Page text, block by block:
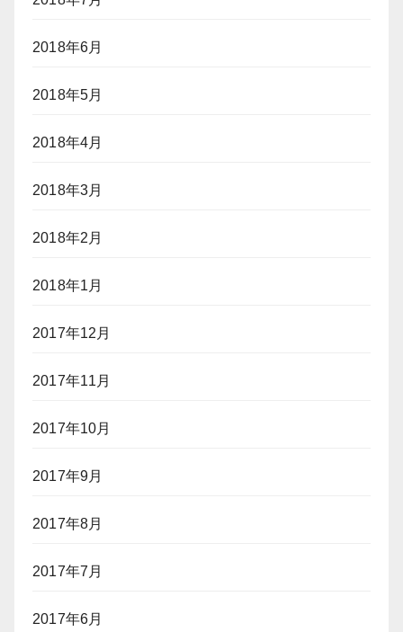
2018年6月
2018年5月
2018年4月
2018年3月
2018年2月
2018年1月
2017年12月
2017年11月
2017年10月
2017年9月
2017年8月
2017年7月
2017年6月